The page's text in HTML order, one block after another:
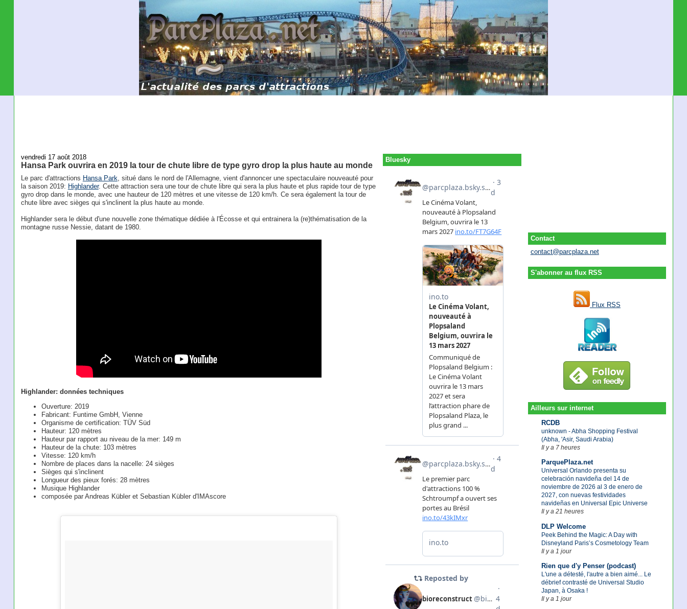
Contact
contact@parcplaza.net
S'abonner au flux RSS
Flux RSS
Ailleurs sur internet
RCDB
unknown - Abha Shopping Festival
(Abha, 'Asir, Saudi Arabia)
Il y a 7 heures
ParquePlaza.net
Universal Orlando presenta su
celebración navideña del 14 de
noviembre de 2026 al 3 de enero de
2027, con nuevas festividades
navideñas en Universal Epic Universe
Il y a 21 heures
DLP Welcome
Peek Behind the Magic: A Day with
Disneyland Paris’s Cosmetology Team
Il y a 1 jour
Rien que d'y Penser (podcast)
L'une a détesté, l'autre a bien aimé... Le
débrief contrasté de Universal Studio
Japan, à Osaka !
Il y a 1 jour
vendredi 17 août 2018
Hansa Park ouvrira en 2019 la tour de chute libre de type gyro drop la plus haute au monde
Le parc d'attractions Hansa Park, situé dans le nord de l'Allemagne, vient d'annoncer une spectaculaire nouveauté pour
la saison 2019: Highlander. Cette attraction sera une tour de chute libre qui sera la plus haute et plus rapide tour de type
gyro drop dans le monde, avec une hauteur de 120 mètres et une vitesse de 120 km/h. Ce sera également la tour de
chute libre avec sièges qui s'inclinent la plus haute au monde.
Highlander sera le début d'une nouvelle zone thématique dédiée à l'Écosse et qui entrainera la (re)thématisation de la
montagne russe Nessie, datant de 1980.
Highlander: données techniques
Ouverture: 2019
Fabricant: Funtime GmbH, Vienne
Organisme de certification: TÜV Süd
Hauteur: 120 mètres
Hauteur par rapport au niveau de la mer: 149 m
Hauteur de la chute: 103 mètres
Vitesse: 120 km/h
Nombre de places dans la nacelle: 24 sièges
Sièges qui s'inclinent
Longueur des pieux forés: 28 mètres
Musique Highlander
composée par Andreas Kübler et Sebastian Kübler d'IMAscore
Bluesky